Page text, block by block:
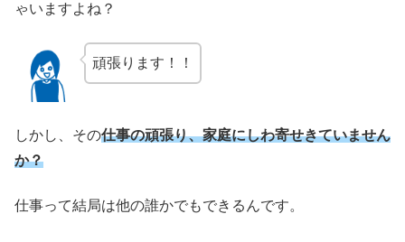
ゃいますよね？
頑張ります！！
しかし、その仕事の頑張り、家庭にしわ寄せきていません
か？
仕事って結局は他の誰かでもできるんです。